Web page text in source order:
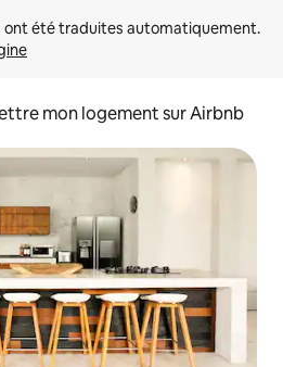
mon logement sur Airbnb